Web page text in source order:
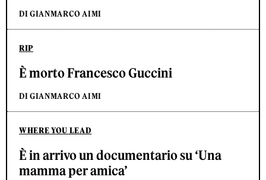
DI GIANMARCO AIMI
RIP
È morto Francesco Guccini
DI GIANMARCO AIMI
WHERE YOU LEAD
È in arrivo un documentario su ‘Una
mamma per amica’